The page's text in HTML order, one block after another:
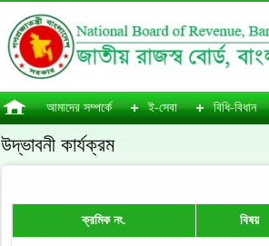
আমাদের সম্পর্কে ই-সেবা বিধি-বিধান
উদ্ভাবনী কার্যক্রম
ক্রমিক নং. বিষয়